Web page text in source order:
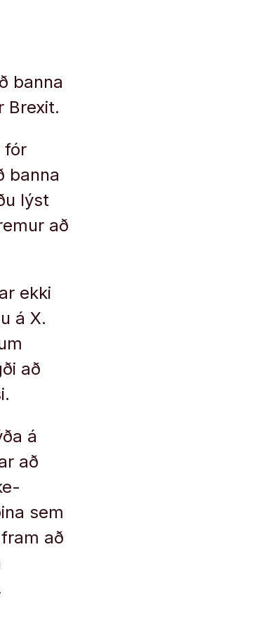
banna
Brexit.
fór
banna
lýst
að
ekki
á X.
að
á
að
sem
að